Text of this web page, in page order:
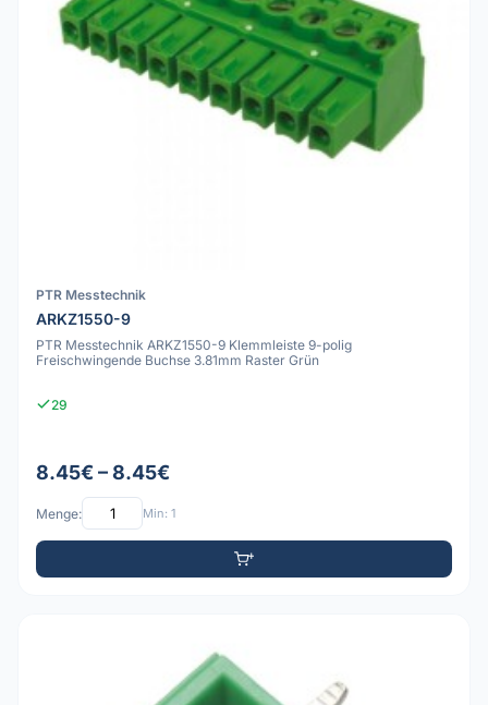
PTR Messtechnik
ARKZ1550-9
PTR Messtechnik ARKZ1550-9 Klemmleiste 9-polig
Freischwingende Buchse 3.81mm Raster Grün
29
8.45€ – 8.45€
Menge: Min: 1